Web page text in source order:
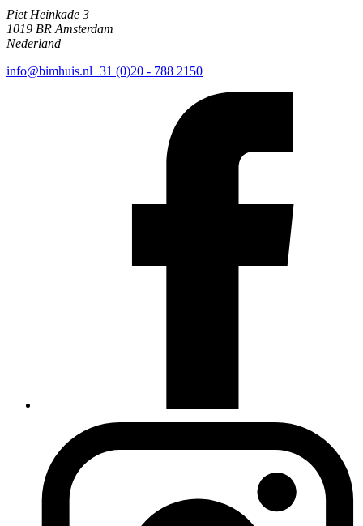
Piet Heinkade 3
1019 BR Amsterdam
Nederland
info@bimhuis.nl+31 (0)20 - 788 2150